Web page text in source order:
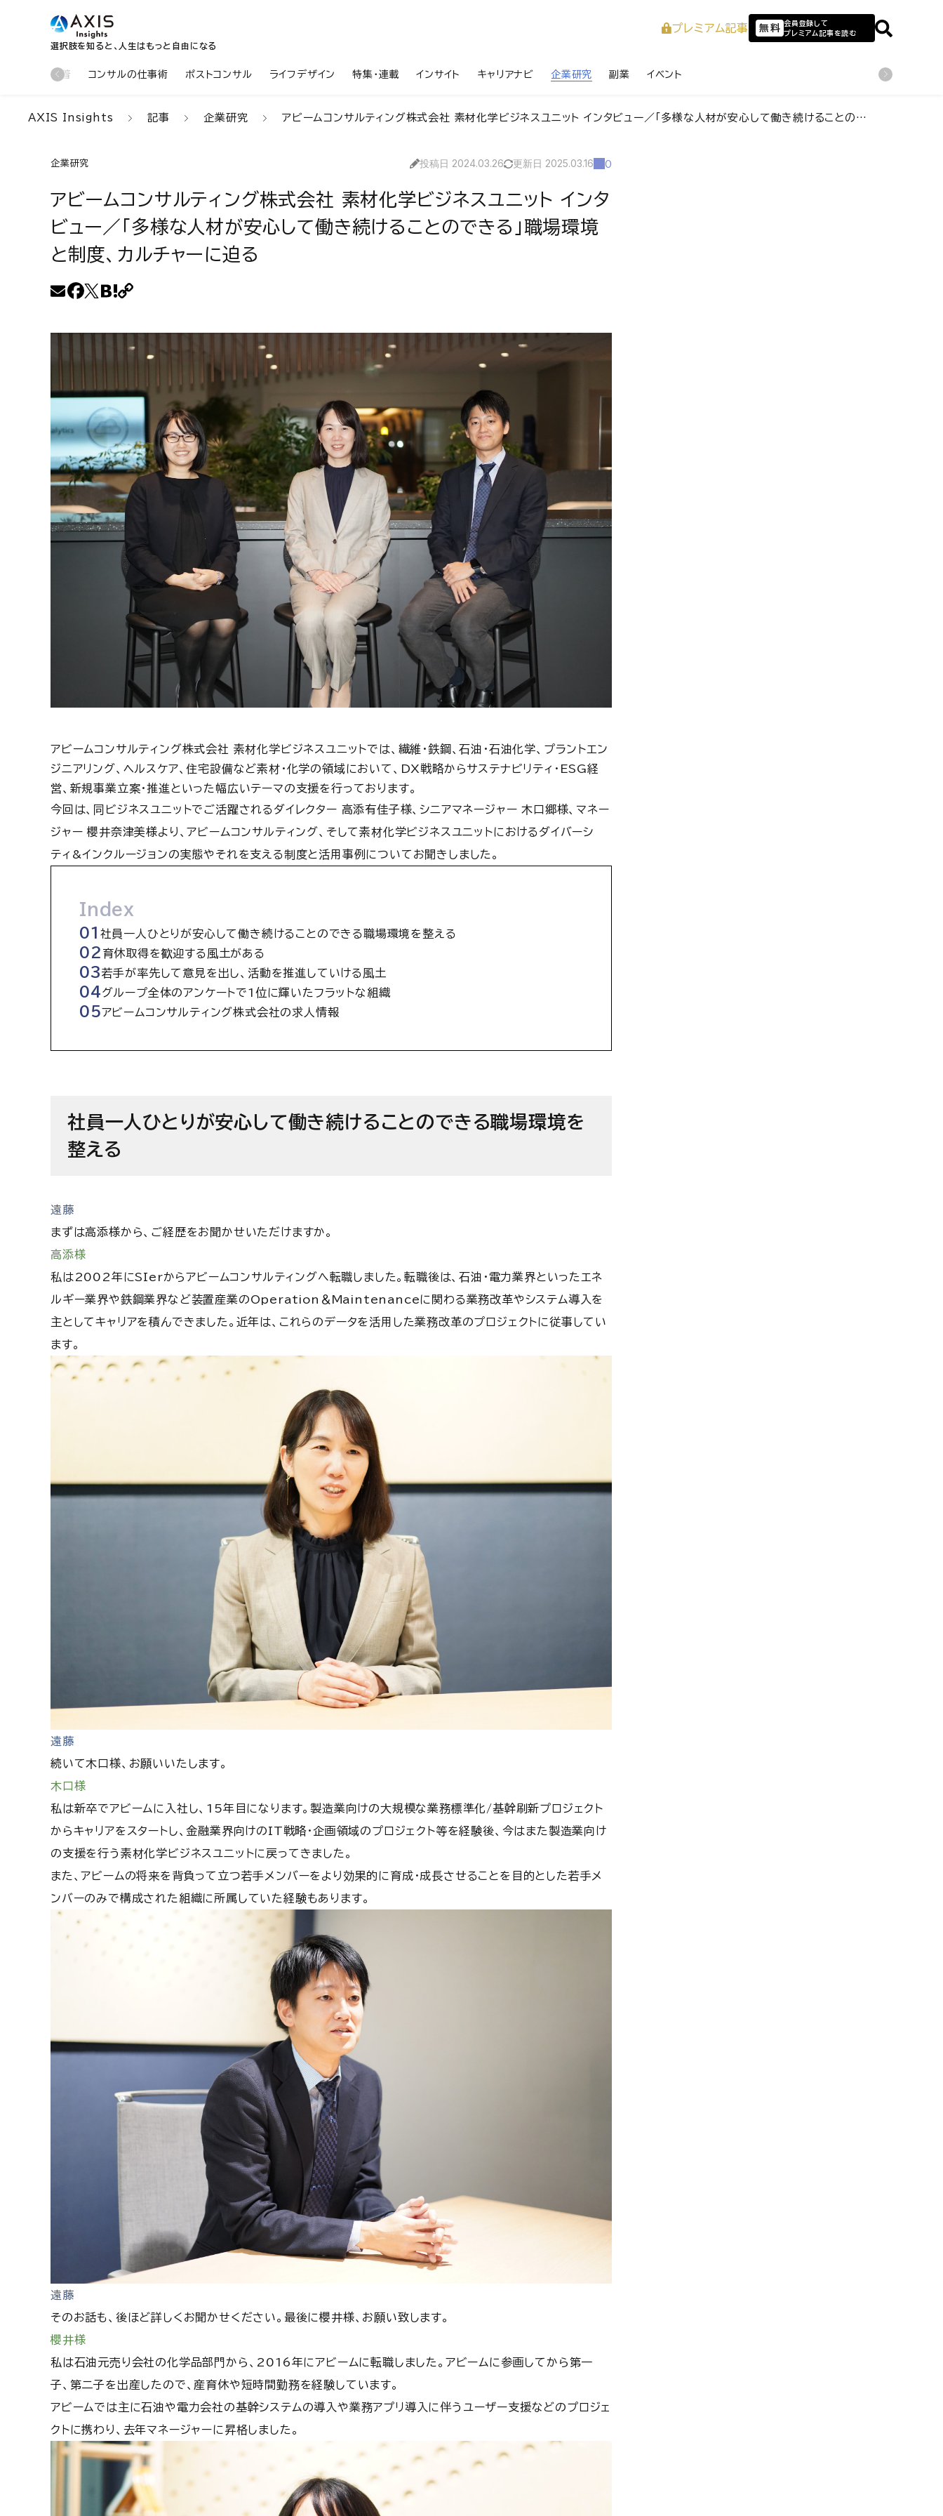
選択肢を知ると、人生はもっと自由になる
プレミアム記事 無料 会員登録して
プレミアム記事を読む
新着 コンサルの仕事術 ポストコンサル ライフデザイン 特集・連載 インサイト キャリアナビ 企業研究 副業 イベント
AXIS Insights 記事 企業研究 アビームコンサルティング株式会社 素材化学ビジネスユニット インタビュー／「多様な人材が安心して働き続けることのできる」職場環境と制度、カルチャーに迫る
企業研究 投稿日 2024.03.26 更新日 2025.03.16 0
アビームコンサルティング株式会社 素材化学ビジネスユニット インタ
ビュー／「多様な人材が安心して働き続けることのできる」職場環境
と制度、カルチャーに迫る
アビームコンサルティング株式会社 素材化学ビジネスユニットでは、繊維・鉄鋼、石油・石油化学、プラントエン
ジニアリング、ヘルスケア、住宅設備など素材・化学の領域において、DX戦略からサステナビリティ・ESG経
営、新規事業立案・推進といった幅広いテーマの支援を行っております。
今回は、同ビジネスユニットでご活躍されるダイレクター 高添有佳子様、シニアマネージャー 木口郷様、マネー
ジャー 櫻井奈津美様より、アビームコンサルティング、そして素材化学ビジネスユニットにおけるダイバーシ
ティ&インクルージョンの実態やそれを支える制度と活用事例についてお聞きしました。
Index
社員一人ひとりが安心して働き続けることのできる職場環境を整える
育休取得を歓迎する風土がある
若手が率先して意見を出し、活動を推進していける風土
グループ全体のアンケートで1位に輝いたフラットな組織
アビームコンサルティング株式会社の求人情報
社員一人ひとりが安心して働き続けることのできる職場環境を
整える
遠藤
まずは高添様から、ご経歴をお聞かせいただけますか。
高添様
私は2002年にSIerからアビームコンサルティングへ転職しました。転職後は、石油・電力業界といったエネ
ルギー業界や鉄鋼業界など装置産業のOperation＆Maintenanceに関わる業務改革やシステム導入を
主としてキャリアを積んできました。近年は、これらのデータを活用した業務改革のプロジェクトに従事してい
ます。
遠藤
続いて木口様、お願いいたします。
木口様
私は新卒でアビームに入社し、15年目になります。製造業向けの大規模な業務標準化/基幹刷新プロジェクト
からキャリアをスタートし、金融業界向けのIT戦略・企画領域のプロジェクト等を経験後、今はまた製造業向け
の支援を行う素材化学ビジネスユニットに戻ってきました。
また、アビームの将来を背負って立つ若手メンバーをより効果的に育成・成長させることを目的とした若手メ
ンバーのみで構成された組織に所属していた経験もあります。
遠藤
そのお話も、後ほど詳しくお聞かせください。最後に櫻井様、お願い致します。
櫻井様
私は石油元売り会社の化学品部門から、2016年にアビームに転職しました。アビームに参画してから第一
子、第二子を出産したので、産育休や短時間勤務を経験しています。
アビームでは主に石油や電力会社の基幹システムの導入や業務アプリ導入に伴うユーザー支援などのプロジェ
クトに携わり、去年マネージャーに昇格しました。